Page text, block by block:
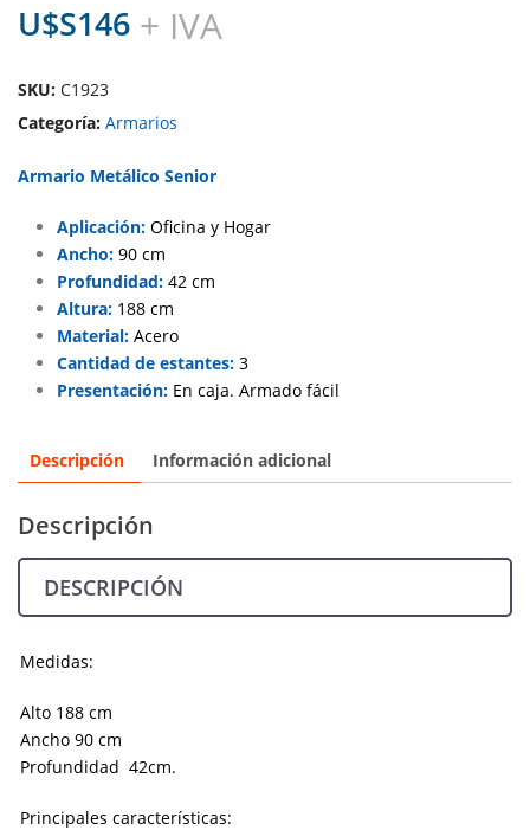
U$S146 + IVA
SKU: C1923
Categoría: Armarios
Armario Metálico Senior
Aplicación: Oficina y Hogar
Ancho: 90 cm
Profundidad: 42 cm
Altura: 188 cm
Material: Acero
Cantidad de estantes: 3
Presentación: En caja. Armado fácil
Descripción Información adicional
Descripción
DESCRIPCIÓN
Medidas:
Alto 188 cm
Ancho 90 cm
Profundidad 42cm.
Principales características: